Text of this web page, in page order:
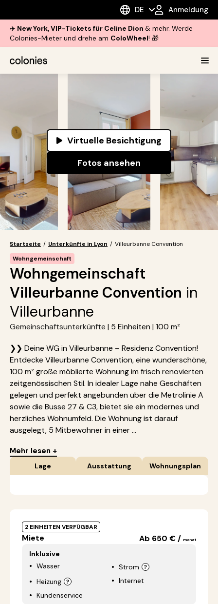
DE Anmeldung
✈️ New York, VIP-Tickets für Celine Dion & mehr. Werde
Colonies-Mieter und drehe am ColoWheel! 🎁
Virtuelle Besichtigung
Fotos ansehen
Startseite / Unterkünfte in Lyon / Villeurbanne Convention
Wohngemeinschaft
Wohngemeinschaft
Villeurbanne Convention in
Villeurbanne
Gemeinschaftsunterkünfte | 5 Einheiten | 100 m²
❯❯ Deine WG in Villeurbanne – Residenz Convention!
Entdecke Villeurbanne Convention, eine wunderschöne,
100 m² große möblierte Wohnung im frisch renovierten
zeitgenössischen Stil. In idealer Lage nahe Geschäften
gelegen und perfekt angebunden über die Metrolinie A
sowie die Busse 27 & C3, bietet sie ein modernes und
herzliches Wohnumfeld. Die Wohnung ist darauf
ausgelegt, 5 Mitbewohner in einer ...
Mehr lesen +
Lage Ausstattung Wohnungsplan
2 EINHEITEN VERFÜGBAR
Miete Ab 650 € / monat
Inklusive
Wasser
Strom
Heizung
Internet
Kundenservice